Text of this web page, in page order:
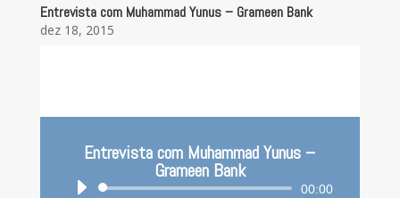
Entrevista com Muhammad Yunus – Grameen Bank
dez 18, 2015
Entrevista com Muhammad Yunus –
Grameen Bank
Tocador
00:00